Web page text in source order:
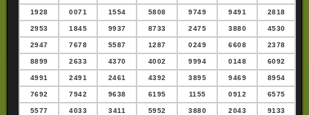
1928 0071 1554 5808 9749 9491 2818
2953 1845 9937 8733 2475 3880 4530
2947 7678 5587 1287 0249 6608 2378
8899 2633 4370 4002 9994 0148 6092
4991 2491 2461 4392 3895 9469 8954
7692 7942 9638 6195 1155 0912 6575
5577 4033 3411 5952 3880 2043 9133